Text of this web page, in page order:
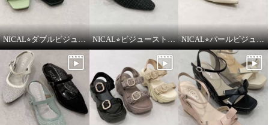
NICAL⭐︎ダブルビジューパデッドミュールサンダルをご紹介いたします。 NICAL⭐︎ビジューストラップツィードパンプスをご紹介いたします。 NICAL⭐︎パールビジュウアクセントメリージェーンパンプスをご紹介いたします。